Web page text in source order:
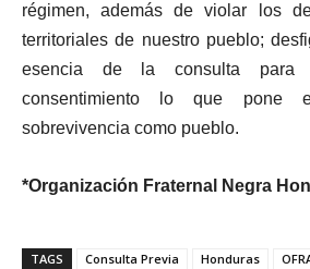
régimen, además de violar los
territoriales de nuestro pueblo;
esencia de la consulta para
consentimiento lo que pone
sobrevivencia como pueblo.
*Organización Fraternal Negra
TAGS Consulta Previa Honduras